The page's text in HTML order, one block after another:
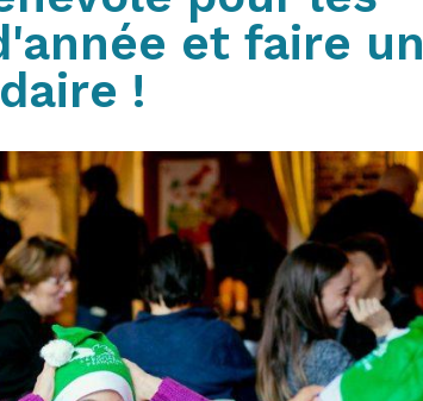
et faire un
!